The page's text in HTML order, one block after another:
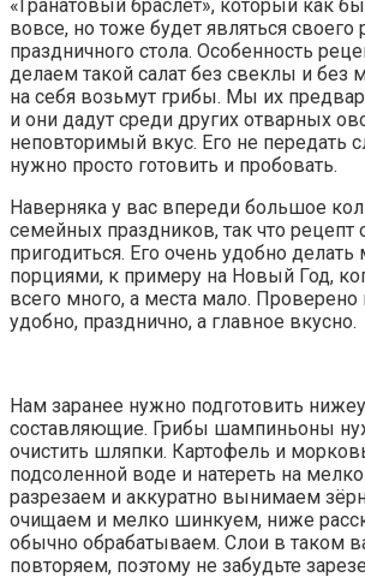
«Гранатовый браслет», который как
вовсе, но тоже будет являться
праздничного стола. Особенность
делаем такой салат без свеклы и без
на себя возьмут грибы. Мы их
и они дадут среди других отварных
неповторимый вкус. Его не передать
нужно просто готовить и пробовать.
Наверняка у вас впереди большое
семейных праздников, так что рецепт
пригодиться. Его очень удобно
порциями, к примеру на Новый Год,
всего много, а места мало. Проверено
удобно, празднично, а главное вкусно.
Нам заранее нужно подготовить
составляющие. Грибы шампиньоны
очистить шляпки. Картофель и
подсоленной воде и натереть на
разрезаем и аккуратно вынимаем
очищаем и мелко шинкуем, ниже
обычно обрабатываем. Слои в таком
повторяем, поэтому не забудьте